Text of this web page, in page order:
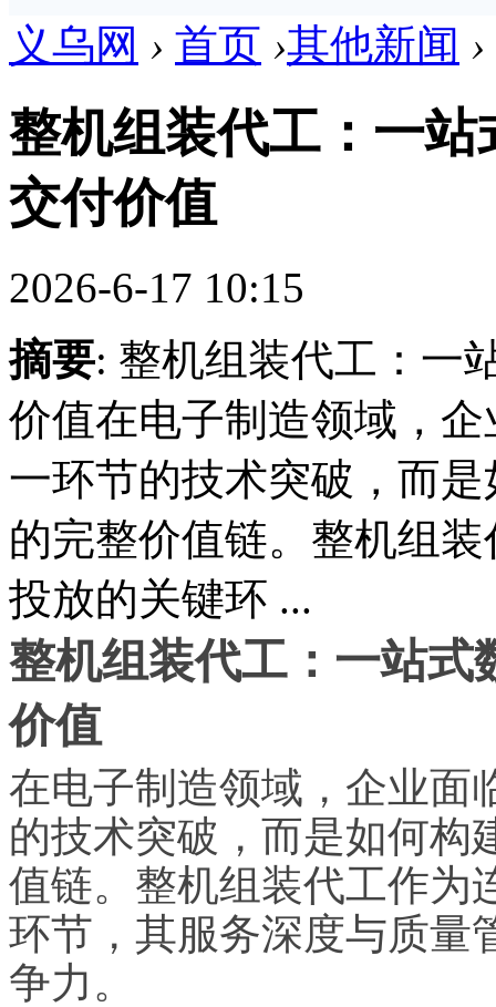
义乌网 › 首页 ›其他新闻 ›
整机组装代工：一
交付价值
2026-6-17 10:15
摘要: 整机组装代工：一
价值在电子制造领域，
一环节的技术突破，而
的完整价值链。整机组
投放的关键环 ...
整机组装代工：一站式
价值
在电子制造领域，企业面
的技术突破，而是如何构
值链。整机组装代工作为
环节，其服务深度与质量
争力。